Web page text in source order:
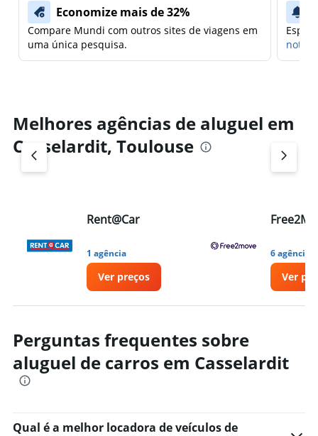
Economize mais de 32%
Compare Mundi com outros sites de viagens em
uma única pesquisa.
Melhores agências de aluguel em
Casselardit, Toulouse
Rent@Car
1 agência
Ver preços
6 agências
Ver
Perguntas frequentes sobre
aluguel de carros em Casselardit
Qual é a melhor locadora de veículos de